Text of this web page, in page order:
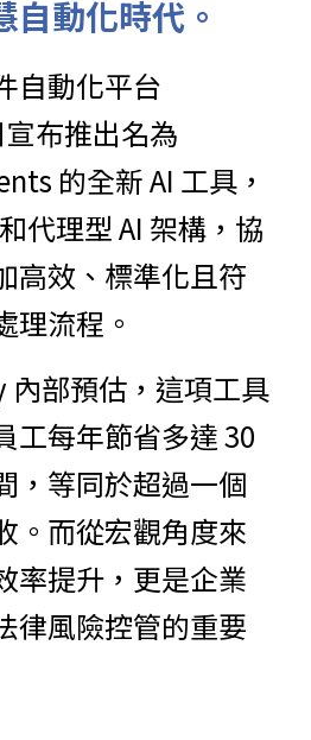
自動化時代。
自動化平台
布推出名為
的全新 AI 工具，
代理型 AI 架構，協
高效、標準化且符
理流程。
部預估，這項工具
工每年節省多達 30
，等同於超過一個
。而從宏觀角度來
率提升，更是企業
律風險控管的重要